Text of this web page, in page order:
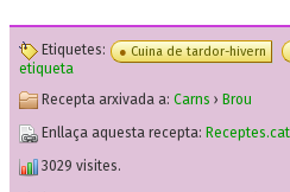
Etiquetes: Cuina de tardor-hivern
etiqueta
Recepta arxivada a: Carns › Brou
Enllaça aquesta recepta:
3029 visites.